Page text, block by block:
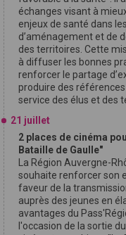
échanges visant à
enjeux de santé dans
d’aménagement et de
des territoires. Cette
à diffuser les bonnes
renforcer le partage
produire des
service des élus et des
21 juillet
2 places de cinéma
Bataille de Gaulle"
La Région Auvergne-
souhaite renforcer son
faveur de la
auprès des jeunes en
avantages du
l'occasion de la sortie